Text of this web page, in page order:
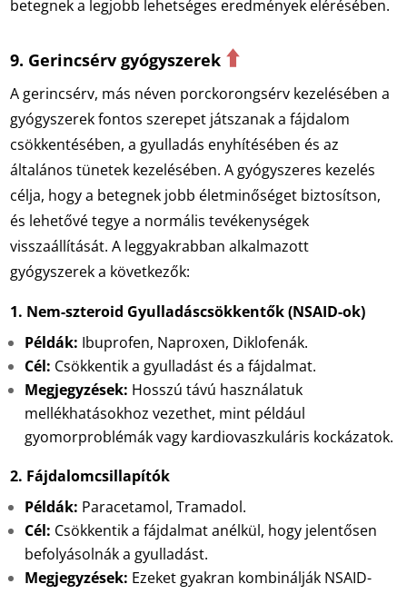
betegnek a legjobb lehetséges eredmények elérésében.
9. Gerincsérv gyógyszerek ⬆️
A gerincsérv, más néven porckorongsérv kezelésében a
gyógyszerek fontos szerepet játszanak a fájdalom
csökkentésében, a gyulladás enyhítésében és az
általános tünetek kezelésében. A gyógyszeres kezelés
célja, hogy a betegnek jobb életminőséget biztosítson,
és lehetővé tegye a normális tevékenységek
visszaállítását. A leggyakrabban alkalmazott
gyógyszerek a következők:
1. Nem-szteroid Gyulladáscsökkentők (NSAID-ok)
Példák: Ibuprofen, Naproxen, Diklofenák.
Cél: Csökkentik a gyulladást és a fájdalmat.
Megjegyzések: Hosszú távú használatuk
mellékhatásokhoz vezethet, mint például
gyomorproblémák vagy kardiovaszkuláris kockázatok.
2. Fájdalomcsillapítók
Példák: Paracetamol, Tramadol.
Cél: Csökkentik a fájdalmat anélkül, hogy jelentősen
befolyásolnák a gyulladást.
Megjegyzések: Ezeket gyakran kombinálják NSAID-